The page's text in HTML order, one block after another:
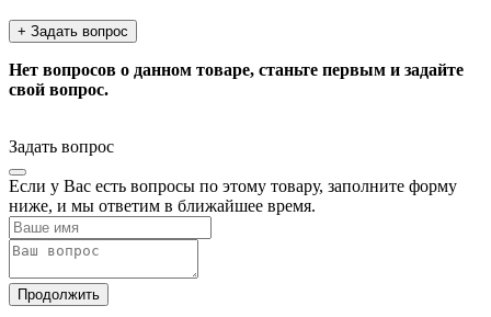
+ Задать вопрос
Нет вопросов о данном товаре, станьте первым и задайте
свой вопрос.
Задать вопрос
Если у Вас есть вопросы по этому товару, заполните форму
ниже, и мы ответим в ближайшее время.
Продолжить